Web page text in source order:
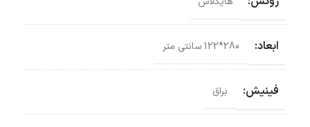
ابعاد: 280*122 سانتی‌ متر
فینیش: براق